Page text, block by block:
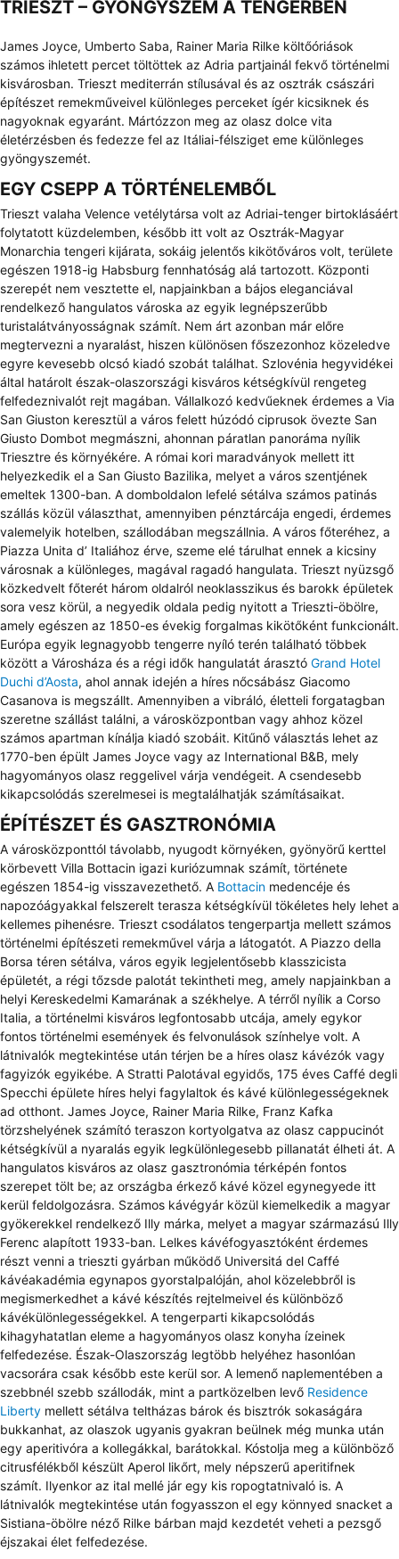
TRIESZT – GYÖNGYSZEM A TENGERBEN
James Joyce, Umberto Saba, Rainer Maria Rilke költőóriások
számos ihletett percet töltöttek az Adria partjainál fekvő történelmi
kisvárosban. Trieszt mediterrán stílusával és az osztrák császári
építészet remekműveivel különleges perceket ígér kicsiknek és
nagyoknak egyaránt. Mártózzon meg az olasz dolce vita
életérzésben és fedezze fel az Itáliai-félsziget eme különleges
gyöngyszemét.
EGY CSEPP A TÖRTÉNELEMBŐL
Trieszt valaha Velence vetélytársa volt az Adriai-tenger birtoklásáért
folytatott küzdelemben, később itt volt az Osztrák-Magyar
Monarchia tengeri kijárata, sokáig jelentős kikötőváros volt, területe
egészen 1918-ig Habsburg fennhatóság alá tartozott. Központi
szerepét nem vesztette el, napjainkban a bájos eleganciával
rendelkező hangulatos városka az egyik legnépszerűbb
turistalátványosságnak számít. Nem árt azonban már előre
megtervezni a nyaralást, hiszen különösen főszezonhoz közeledve
egyre kevesebb olcsó kiadó szobát találhat. Szlovénia hegyvidékei
által határolt észak-olaszországi kisváros kétségkívül rengeteg
felfedeznivalót rejt magában. Vállalkozó kedvűeknek érdemes a Via
San Giuston keresztül a város felett húzódó ciprusok övezte San
Giusto Dombot megmászni, ahonnan páratlan panoráma nyílik
Triesztre és környékére. A római kori maradványok mellett itt
helyezkedik el a San Giusto Bazilika, melyet a város szentjének
emeltek 1300-ban. A domboldalon lefelé sétálva számos patinás
szállás közül választhat, amennyiben pénztárcája engedi, érdemes
valemelyik hotelben, szállodában megszállnia. A város főteréhez, a
Piazza Unita d’ Italiához érve, szeme elé tárulhat ennek a kicsiny
városnak a különleges, magával ragadó hangulata. Trieszt nyüzsgő
közkedvelt főterét három oldalról neoklasszikus és barokk épületek
sora vesz körül, a negyedik oldala pedig nyitott a Trieszti-öbölre,
amely egészen az 1850-es évekig forgalmas kikötőként funkcionált.
Európa egyik legnagyobb tengerre nyíló terén található többek
között a Városháza és a régi idők hangulatát árasztó Grand Hotel
Duchi d’Aosta, ahol annak idején a híres nőcsábász Giacomo
Casanova is megszállt. Amennyiben a vibráló, életteli forgatagban
szeretne szállást találni, a városközpontban vagy ahhoz közel
számos apartman kínálja kiadó szobáit. Kitűnő választás lehet az
1770-ben épült James Joyce vagy az International B&B, mely
hagyományos olasz reggelivel várja vendégeit. A csendesebb
kikapcsolódás szerelmesei is megtalálhatják számításaikat.
ÉPÍTÉSZET ÉS GASZTRONÓMIA
A városközponttól távolabb, nyugodt környéken, gyönyörű kerttel
körbevett Villa Bottacin igazi kuriózumnak számít, története
egészen 1854-ig visszavezethető. A Bottacin medencéje és
napozóágyakkal felszerelt terasza kétségkívül tökéletes hely lehet a
kellemes pihenésre. Trieszt csodálatos tengerpartja mellett számos
történelmi építészeti remekművel várja a látogatót. A Piazzo della
Borsa téren sétálva, város egyik legjelentősebb klasszicista
épületét, a régi tőzsde palotát tekintheti meg, amely napjainkban a
helyi Kereskedelmi Kamarának a székhelye. A térről nyílik a Corso
Italia, a történelmi kisváros legfontosabb utcája, amely egykor
fontos történelmi események és felvonulások színhelye volt. A
látnivalók megtekintése után térjen be a híres olasz kávézók vagy
fagyizók egyikébe. A Stratti Palotával egyidős, 175 éves Caffé degli
Specchi épülete híres helyi fagylaltok és kávé különlegességeknek
ad otthont. James Joyce, Rainer Maria Rilke, Franz Kafka
törzshelyének számító teraszon kortyolgatva az olasz cappucinót
kétségkívül a nyaralás egyik legkülönlegesebb pillanatát élheti át. A
hangulatos kisváros az olasz gasztronómia térképén fontos
szerepet tölt be; az országba érkező kávé közel egynegyede itt
kerül feldolgozásra. Számos kávégyár közül kiemelkedik a magyar
gyökerekkel rendelkező Illy márka, melyet a magyar származású Illy
Ferenc alapított 1933-ban. Lelkes kávéfogyasztóként érdemes
részt venni a trieszti gyárban működő Universitá del Caffé
kávéakadémia egynapos gyorstalpalóján, ahol közelebbről is
megismerkedhet a kávé készítés rejtelmeivel és különböző
kávékülönlegességekkel. A tengerparti kikapcsolódás
kihagyhatatlan eleme a hagyományos olasz konyha ízeinek
felfedezése. Észak-Olaszország legtöbb helyéhez hasonlóan
vacsorára csak később este kerül sor. A lemenő naplementében a
szebbnél szebb szállodák, mint a partközelben levő Residence
Liberty mellett sétálva teltházas bárok és bisztrók sokaságára
bukkanhat, az olaszok ugyanis gyakran beülnek még munka után
egy aperitivóra a kollegákkal, barátokkal. Kóstolja meg a különböző
citrusfélékből készült Aperol likőrt, mely népszerű aperitifnek
számít. Ilyenkor az ital mellé jár egy kis ropogtatnivaló is. A
látnivalók megtekintése után fogyasszon el egy könnyed snacket a
Sistiana-öbölre néző Rilke bárban majd kezdetét veheti a pezsgő
éjszakai élet felfedezése.